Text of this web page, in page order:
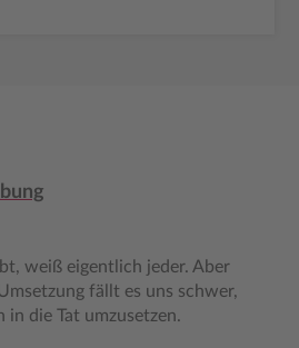
weiß eigentlich jeder. Aber
fällt es uns schwer,
in die Tat umzusetzen.